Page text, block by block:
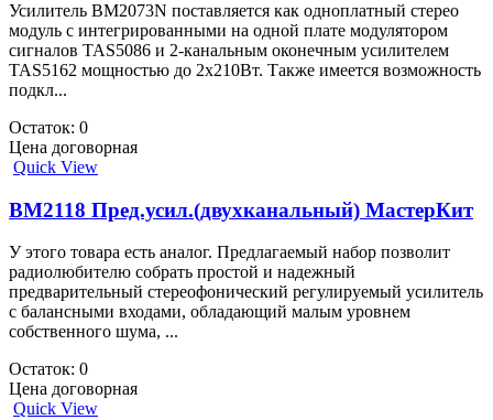
Усилитель ВМ2073N поставляется как одноплатный стерео
модуль с интегрированными на одной плате модулятором
сигналов TAS5086 и 2-канальным оконечным усилителем
TAS5162 мощностью до 2х210Вт. Также имеется возможность
подкл...
Остаток: 0
Цена договорная
Quick View
BM2118 Пред.усил.(двухканальный) МастерКит
У этого товара есть аналог. Предлагаемый набор позволит
радиолюбителю собрать простой и надежный
предварительный стереофонический регулируемый усилитель
с балансными входами, обладающий малым уровнем
собственного шума, ...
Остаток: 0
Цена договорная
Quick View